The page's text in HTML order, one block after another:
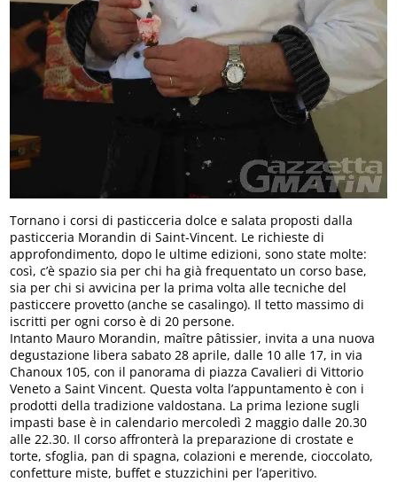
Tornano i corsi di pasticceria dolce e salata proposti dalla
pasticceria Morandin di Saint-Vincent. Le richieste di
approfondimento, dopo le ultime edizioni, sono state molte:
così, c’è spazio sia per chi ha già frequentato un corso base,
sia per chi si avvicina per la prima volta alle tecniche del
pasticcere provetto (anche se casalingo). Il tetto massimo di
iscritti per ogni corso è di 20 persone.
Intanto Mauro Morandin, maître pâtissier, invita a una nuova
degustazione libera sabato 28 aprile, dalle 10 alle 17, in via
Chanoux 105, con il panorama di piazza Cavalieri di Vittorio
Veneto a Saint Vincent. Questa volta l’appuntamento è con i
prodotti della tradizione valdostana. La prima lezione sugli
impasti base è in calendario mercoledì 2 maggio dalle 20.30
alle 22.30. Il corso affronterà la preparazione di crostate e
torte, sfoglia, pan di spagna, colazioni e merende, cioccolato,
confetture miste, buffet e stuzzichini per l’aperitivo.